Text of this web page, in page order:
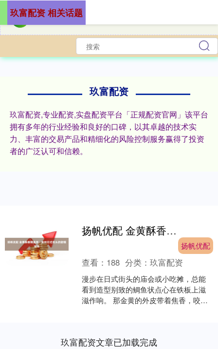
玖富配资
玖富配资,专业配资,实盘配资平台「正规配资官网」该平台
拥有多年的行业经验和良好的口碑，以其卓越的技术实
力、丰富的交易产品和精细化的风险控制服务赢得了投资
者的广泛认可和信赖。
玖富配资 相关话题
扬帆优配 金黄酥香鲷鱼烧：复刻日式街头的甜糯滋味
扬帆优配
查看： 188 分类：玖富配资
漫步在日式街头的庙会或小吃摊，总能
看到造型别致的鲷鱼状点心在铁板上滋
滋作响。 那金黄的外皮带着焦香，咬开
玖富配资文章已加载完成